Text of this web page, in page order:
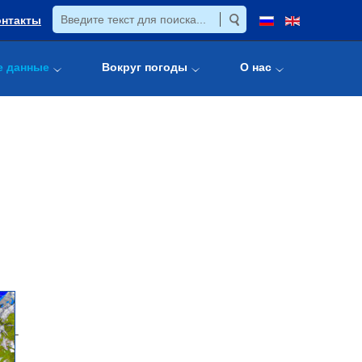
данные Вокруг погоды О нас